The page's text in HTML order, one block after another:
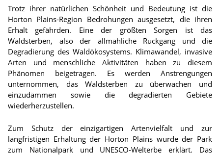
Trotz ihrer natürlichen Schönheit und Bedeutung ist die
Horton Plains-Region Bedrohungen ausgesetzt, die ihren
Erhalt gefährden. Eine der größten Sorgen ist das
Waldsterben, also der allmähliche Rückgang und die
Degradierung des Waldökosystems. Klimawandel, invasive
Arten und menschliche Aktivitäten haben zu diesem
Phänomen beigetragen. Es werden Anstrengungen
unternommen, das Waldsterben zu überwachen und
einzudämmen sowie die degradierten Gebiete
wiederherzustellen.
Zum Schutz der einzigartigen Artenvielfalt und zur
langfristigen Erhaltung der Horton Plains wurde der Park
zum Nationalpark und UNESCO-Welterbe erklärt. Das